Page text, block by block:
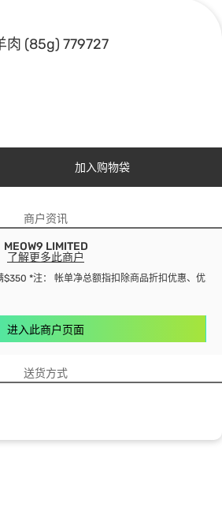
肉 (85g) 779727
加入购物袋
商户资讯
MEOW9 LIMITED
了解更多此商户
$350 *注： 帐单净总额指扣除商品折扣优惠、优惠
进入此商户页面
送货方式